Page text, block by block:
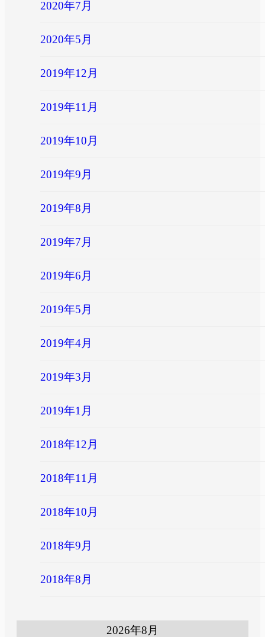
2020年7月
2020年5月
2019年12月
2019年11月
2019年10月
2019年9月
2019年8月
2019年7月
2019年6月
2019年5月
2019年4月
2019年3月
2019年1月
2018年12月
2018年11月
2018年10月
2018年9月
2018年8月
2026年8月